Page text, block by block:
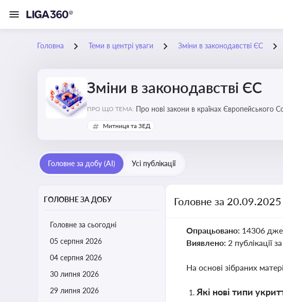
Головна Теми в центрі уваги Зміни в законодавстві ЄС
Зміни в законодавстві ЄС
ПРО ЩО ТЕМА: Про нові закони в країнах Європейського Союзу, які впливають на умови торгівлі, трудової міграції, інтеграції та перспективу
Євросоюзі
Митниця та ЗЕД
Головне за добу (AI) Усі публікації
ГОЛОВНЕ ЗА ДОБУ
Головне за сьогодні
05 серпня 2026
04 серпня 2026
30 липня 2026
29 липня 2026
Головне за 20.09.2025
Опрацьовано: 14306
Виявлено: 2 публікації
На основі зібраних
Які нові типи